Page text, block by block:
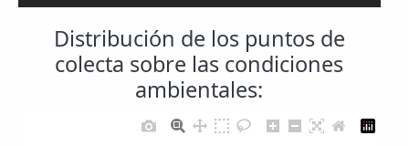
Distribución de los puntos de
colecta sobre las condiciones
ambientales: